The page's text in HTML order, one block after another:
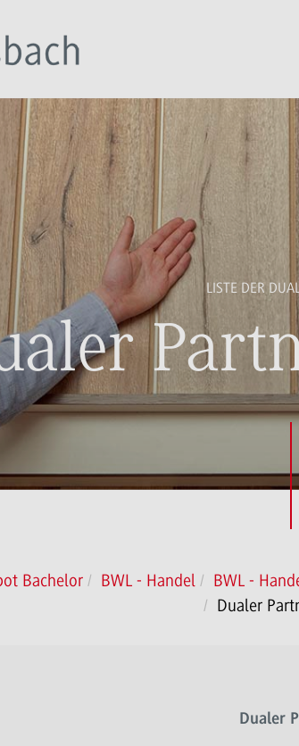
LISTE DER
Bachelor BWL - Handel BWL -
Dualer
Dualer